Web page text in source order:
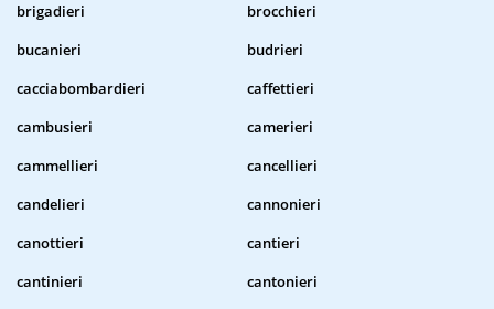
brigadieri
brocchieri
bucanieri
budrieri
cacciabombardieri
caffettieri
cambusieri
camerieri
cammellieri
cancellieri
candelieri
cannonieri
canottieri
cantieri
cantinieri
cantonieri